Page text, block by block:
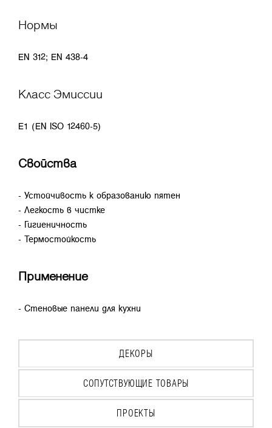
Нормы
EN 312; EN 438-4
Класс Эмиссии
E1 (EN ISO 12460-5)
Свойства
- Устойчивость к образованию пятен
- Легкость в чистке
- Гигиеничность
- Термостойкость
Применение
- Стеновые панели для кухни
ДЕКОРЫ
СОПУТСТВУЮЩИЕ ТОВАРЫ
ПРОЕКТЫ